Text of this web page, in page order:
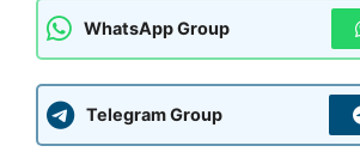
WhatsApp Group
Telegram Group